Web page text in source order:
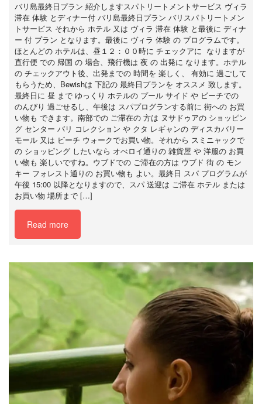
バリ島最終日プラン 紹介しますスパトリートメントサービス ヴィラ
滞在 体験 とディナー付 バリ島最終日プラン バリスパトリートメン
トサービス それから ホテル 又は ヴィラ 滞在 体験 と最後に ディナ
ー 付 プラン となります。最後に ヴィラ 体験 の プログラムです。
ほとんどの ホテルは、昼１２：００時に チェックアに なりますが
直行便 での 帰国 の 場合、飛行機は 夜 の 出発に なります。ホテル
の チェックアウト後、出発までの 時間を 楽しく、 有効に 過ごして
もらうため、Bewishは 下記の 最終日プランを オススメ 致します。
最終日に 昼 まで ゆっくり ホテルの プール サイド や ビーチでの
のんびり 過ごせるし、午後は スパプログランする前に 街への お買
い物も できます。南部での ご滞在の 方は ヌサドゥアの ショッピン
グ センター バリ コレクション や クタ レギャンの ディスカバリー
モール 又は ビーチ ウォークでお買い物。それから スミニャックで
の ショッピング したいなら オべロイ通りの 雑貨屋 や 洋服の お買
い物も 楽しいですね。ウブドでの ご滞在の方は ウブド 街 の モン
キー フォレスト通りの お買い物も よい。最終日 スパ プログラムが
午後 15:00 以降となりますので、スパ 送迎は ご滞在 ホテル または
お買い物 場所まで […]
Read more